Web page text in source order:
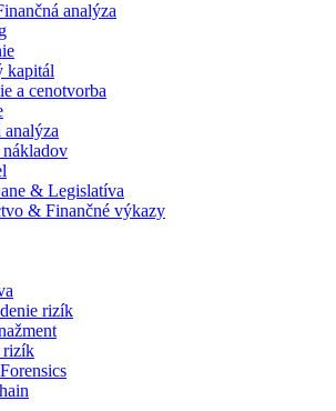
analýza
kapitál
a cenotvorba
analýza
& Legislatíva
& Finančné výkazy
rizík
rizík